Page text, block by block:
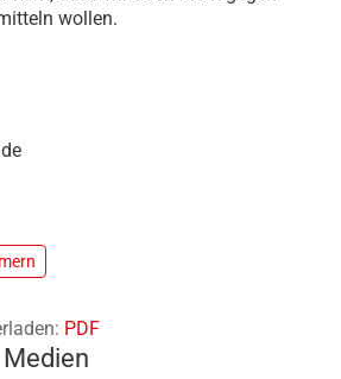
wollen.
PDF
Medien